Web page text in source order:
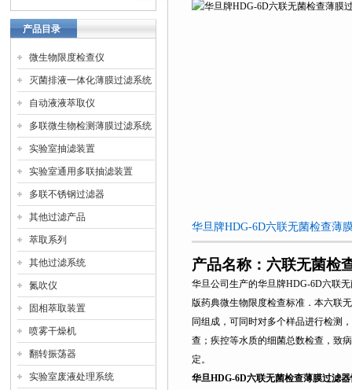
产品目录
微生物限度检查仪
灭菌排液一体化薄膜过滤系统
自动液液萃取仪
多联微生物检测薄膜过滤系统
实验室抽滤装置
实验室通用多联抽滤装置
多联不锈钢过滤器
其他过滤产品
萃取系列
其他过滤系统
氮吹仪
固相萃取装置
喷雾干燥机
翻转振荡器
实验室废液处理系统
华旦牌HDG-6D六联无菌检查薄
产品名称：六联无菌
华旦公司生产的华旦牌HDG-6D六联
版药典微生物限度检查标准．本六联
同组成，可同时对多个样品进行检测
查；疾控等水质的细菌总数检查，致
定。
华旦HDG-6D六联无菌检查薄膜过滤